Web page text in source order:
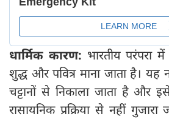
धार्मिक कारण: भारतीय
शुद्ध और पवित्र माना जाता है। यह
चट्टानों से निकाला जाता है और
रासायनिक प्रक्रिया से नहीं